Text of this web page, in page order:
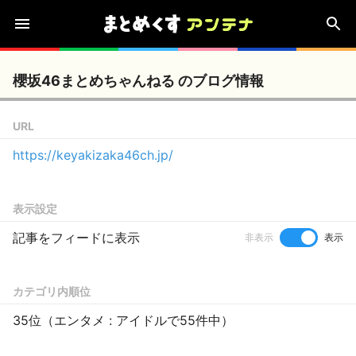
櫻坂46まとめちゃんねる のブログ情報
URL
https://keyakizaka46ch.jp/
表示設定
記事をフィードに表示 非表示 表示
カテゴリ内順位
35位（エンタメ : アイドルで55件中）